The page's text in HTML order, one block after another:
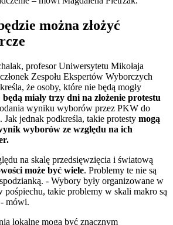
można złożyć
profesor Uniwersytetu Mikołaja
Zespołu Ekspertów Wyborczych
że osoby, które nie będą mogły
będą miały trzy dni na złożenie protestu
wyniku wyborów przez PKW do
jednak podkreśla, takie protesty mogą
wyborów ze względu na ich
na skalę przedsięwzięcia i światową
może być wiele. Problemy te nie są
- Wybory były organizowane w
takie problemy w skali makro są
mówi.
lokalne mogą być znacznym